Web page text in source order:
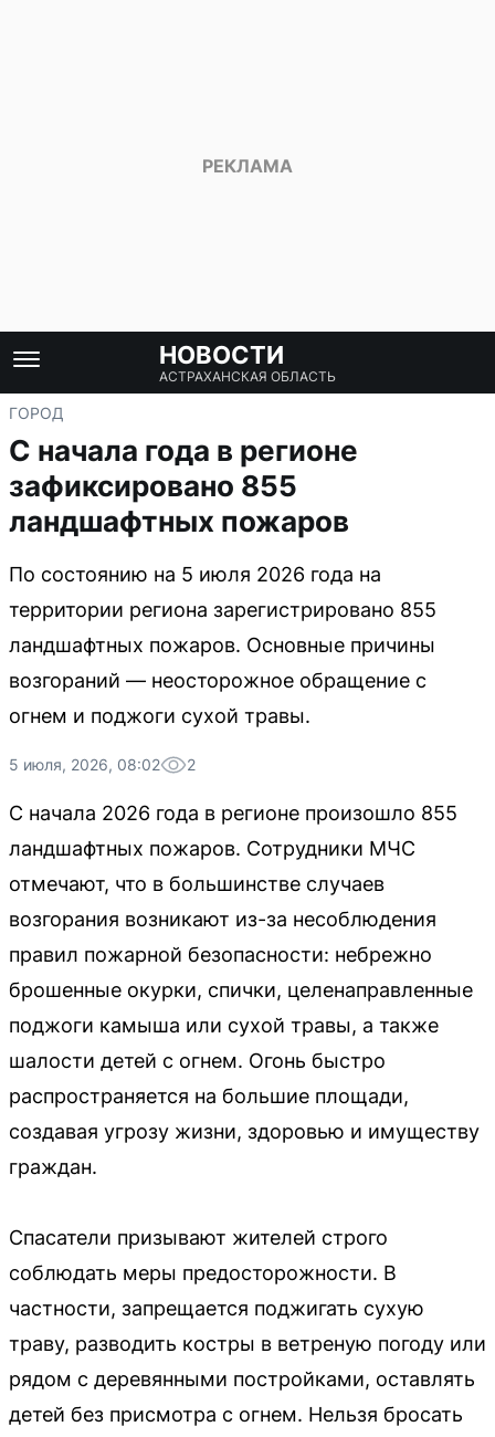
НОВОСТИ
АСТРАХАНСКАЯ ОБЛАСТЬ
ГОРОД
С начала года в регионе
зафиксировано 855
ландшафтных пожаров
По состоянию на 5 июля 2026 года на
территории региона зарегистрировано 855
ландшафтных пожаров. Основные причины
возгораний — неосторожное обращение с
огнем и поджоги сухой травы.
5 июля, 2026, 08:02 2
С начала 2026 года в регионе произошло 855
ландшафтных пожаров. Сотрудники МЧС
отмечают, что в большинстве случаев
возгорания возникают из-за несоблюдения
правил пожарной безопасности: небрежно
брошенные окурки, спички, целенаправленные
поджоги камыша или сухой травы, а также
шалости детей с огнем. Огонь быстро
распространяется на большие площади,
создавая угрозу жизни, здоровью и имуществу
граждан.
Спасатели призывают жителей строго
соблюдать меры предосторожности. В
частности, запрещается поджигать сухую
траву, разводить костры в ветреную погоду или
рядом с деревянными постройками, оставлять
детей без присмотра с огнем. Нельзя бросать